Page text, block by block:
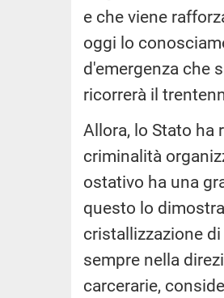
e che viene
oggi lo
d'emergenza che
ricorrerà il
Allora, lo Stato ha
criminalità
ostativo ha una
questo lo
cristallizzazione
sempre nella
carcerarie,